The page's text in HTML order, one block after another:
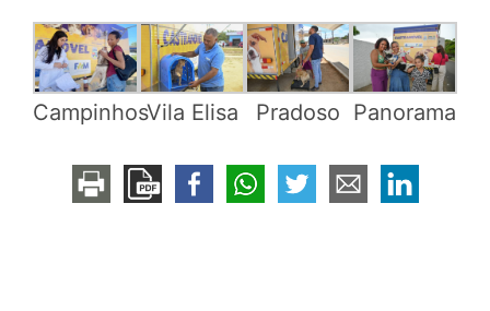
CampinhosVila Elisa Pradoso Panorama